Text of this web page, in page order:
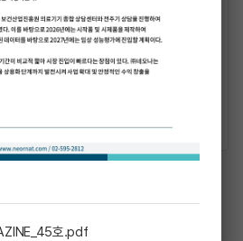
국가신약개발사업 20억선정
More
호.pdf